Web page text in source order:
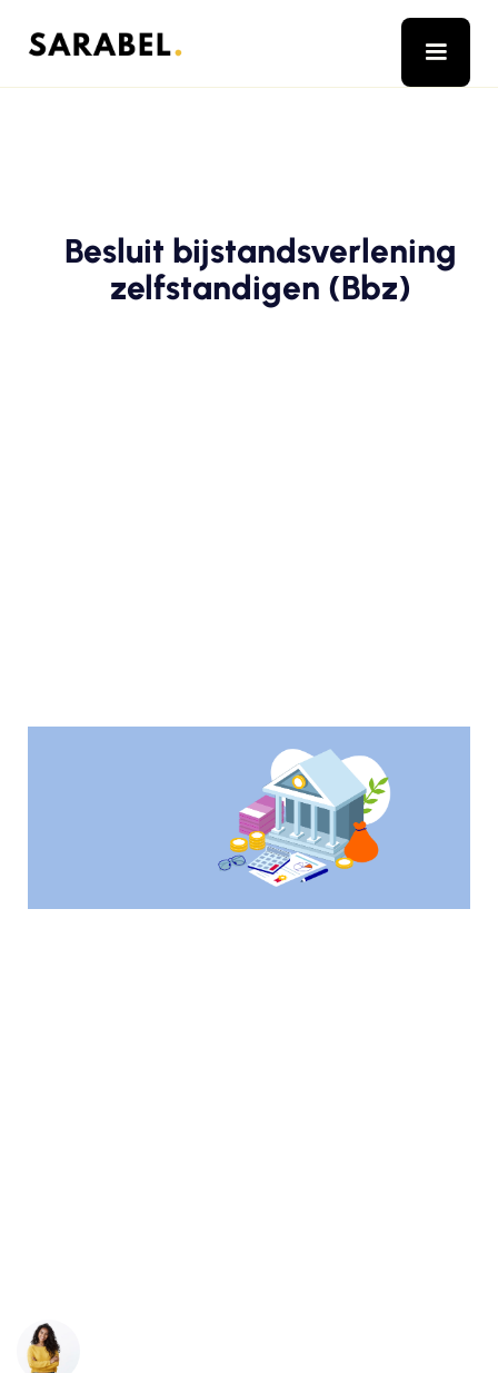
Besluit bijstandsverlening
zelfstandigen (Bbz)